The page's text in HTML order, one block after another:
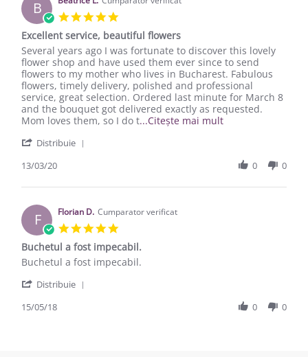
B
Excellent service, beautiful flowers
Review by Beatrice L. on 13 Mar 2020
review stating Excellent service, beautiful flowers
Several years ago I was fortunate to discover this lovely
flower shop and have used them ever since to send
flowers to my mother who lives in Bucharest. Fabulous
flowers, timely delivery, polished and professional
service, great selection. Ordered last minute for March 8
and the bouquet got delivered exactly as requested.
Mom loves them, so I do t...Citește mai multRead more about
Distribuie
13/03/20 0 0
F Florian D. Cumparator verificat
Buchetul a fost impecabil.
Review by Florian D. on 15 May 2018
review stating Buchetul a fost impecabil.
Buchetul a fost impecabil.
Distribuie
15/05/18 0 0